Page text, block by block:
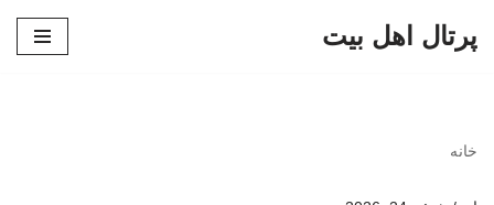
پرتال اهل بیت
خانه